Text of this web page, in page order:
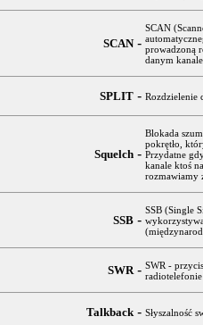
SCAN -
SCAN
prowadzoną
danym
SPLIT - Rozdzielenie
Squelch -
Blokada
pokrętło,
Przydatne
kanale ktoś
rozmawiamy
SSB -
SSB (Single
SWR - SWR -
radiotelefonie
Talkback - Słyszalność